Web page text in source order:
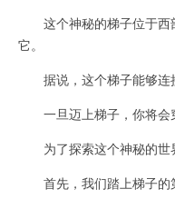
这个神秘的梯子位于西
它。
据说，这个梯子能够连
一旦迈上梯子，你将会
为了探索这个神秘的世
首先，我们踏上梯子的